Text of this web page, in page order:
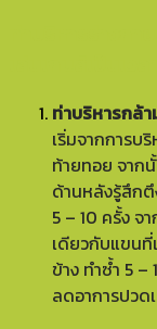
ท่าบริหารกล้
เริ่มจากการบ
ท้ายทอย จาก
ด้านหลังรู้สึกตึ
5 – 10 ครั้ง จ
เดียวกับแขนที่
ข้าง ทำซ้ำ 5
ลดอาการปวด